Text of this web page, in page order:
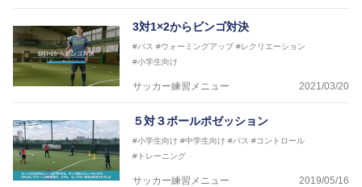
3対1×2からビンゴ対決
#パス #ウォーミングアップ #レクリエーション
#小学生向け
サッカー練習メニュー 2021/03/20
５対３ボールポゼッション
#小学生向け #中学生向け #パス #コントロール
#トレーニング
サッカー練習メニュー 2019/05/16